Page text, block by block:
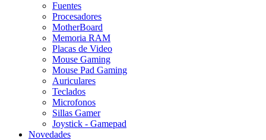
Fuentes
Procesadores
MotherBoard
Memoria RAM
Placas de Video
Mouse Gaming
Mouse Pad Gaming
Auriculares
Teclados
Microfonos
Sillas Gamer
Joystick - Gamepad
Novedades